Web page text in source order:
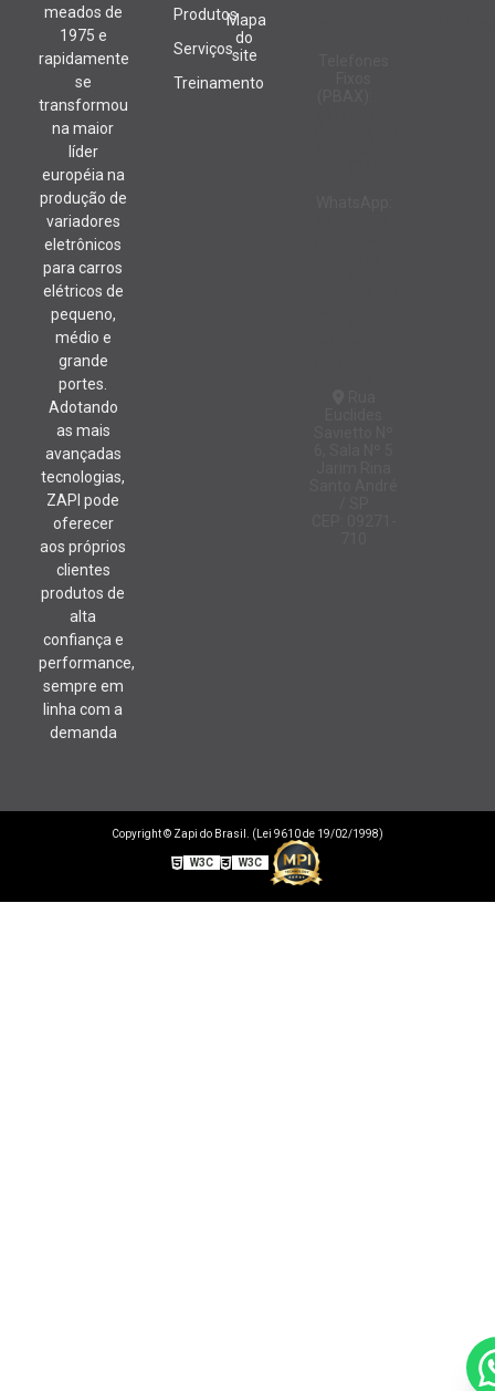
meados de
1975 e
rapidamente
se
transformou
na maior
líder
européia na
produção de
variadores
eletrônicos
para carros
elétricos de
pequeno,
médio e
grande
portes.
Adotando
as mais
avançadas
tecnologias,
ZAPI pode
oferecer
aos próprios
clientes
produtos de
alta
confiança e
performance,
sempre em
linha com a
demanda
Produtos
Serviços
Treinamento
Mapa
do
site
Copyright © Zapi do Brasil. (Lei 9610 de 19/02/1998)
W3C W3C